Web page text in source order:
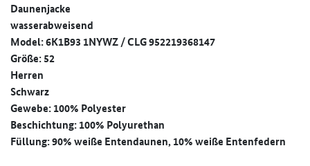
Daunenjacke
wasserabweisend
Model: 6K1B93 1NYWZ / CLG 952219368147
Größe: 52
Herren
Schwarz
Gewebe: 100% Polyester
Beschichtung: 100% Polyurethan
Füllung: 90% weiße Entendaunen, 10% weiße Entenfedern